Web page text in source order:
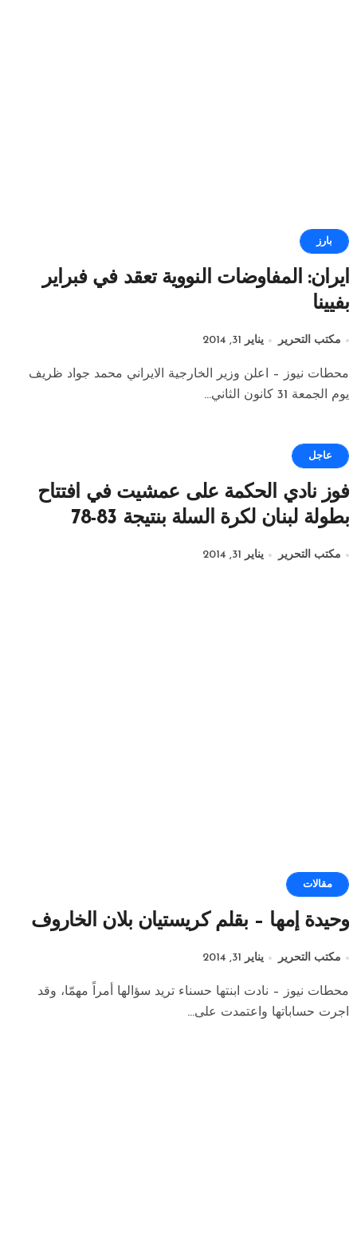
بارز
ايران: المفاوضات النووية تعقد في فبراير
بفيينا
مكتب التحرير يناير 31, 2014
محطات نيوز – اعلن وزير الخارجية الايراني محمد جواد ظريف
يوم الجمعة 31 كانون الثاني...
عاجل
فوز نادي الحكمة على عمشيت في افتتاح
بطولة لبنان لكرة السلة بنتيجة 83-78
مكتب التحرير يناير 31, 2014
مقالات
وحيدة إمها – بقلم كريستيان بلان الخاروف
مكتب التحرير يناير 31, 2014
محطات نيوز – نادت ابنتها حسناء تريد سؤالها أمراً مهمّا، وقد
اجرت حساباتها واعتمدت على...